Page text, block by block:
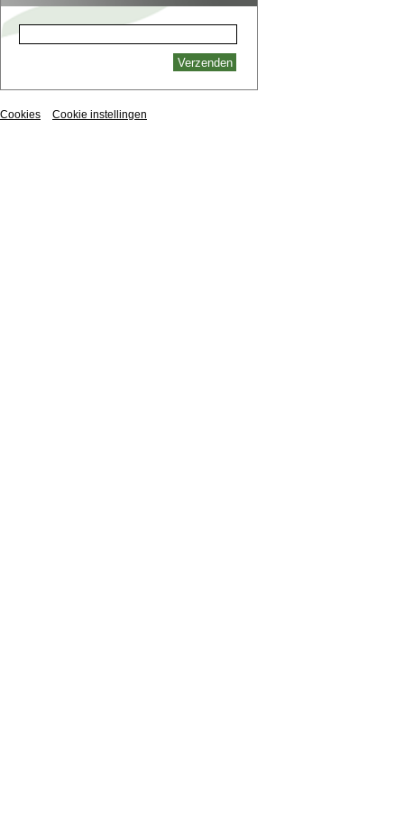
Cookies Cookie instellingen